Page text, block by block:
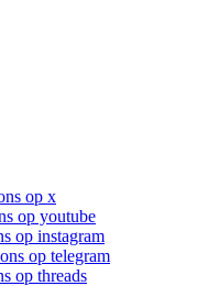
op x
op youtube
op instagram
op telegram
op threads